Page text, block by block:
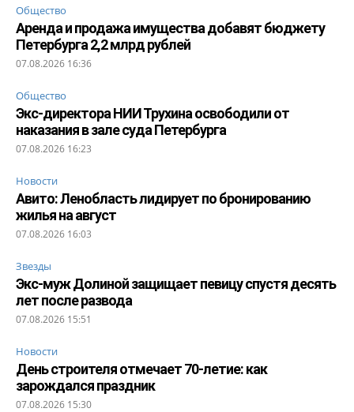
Общество
Аренда и продажа имущества добавят бюджету
Петербурга 2,2 млрд рублей
07.08.2026 16:36
Общество
Экс-директора НИИ Трухина освободили от
наказания в зале суда Петербурга
07.08.2026 16:23
Новости
Авито: Ленобласть лидирует по бронированию
жилья на август
07.08.2026 16:03
Звезды
Экс-муж Долиной защищает певицу спустя десять
лет после развода
07.08.2026 15:51
Новости
День строителя отмечает 70-летие: как
зарождался праздник
07.08.2026 15:30